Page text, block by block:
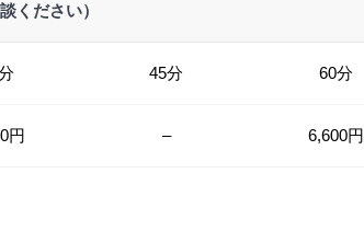
ください）
45分 60分
円 – 6,600円